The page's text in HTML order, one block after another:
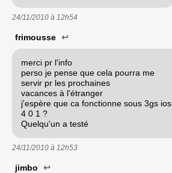
24/11/2010 à 12h54
frimousse ↩
merci pr l'info
perso je pense que cela pourra me
servir pr les prochaines
vacances à l'étranger
j'espère que ca fonctionne sous 3gs ios
4 0 1 ?
Quelqu'un a testé
24/11/2010 à 12h53
jimbo ↩